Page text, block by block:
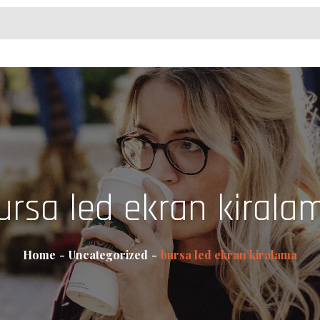
led ekran
Home Uncategorized bursa led ekran kiralama